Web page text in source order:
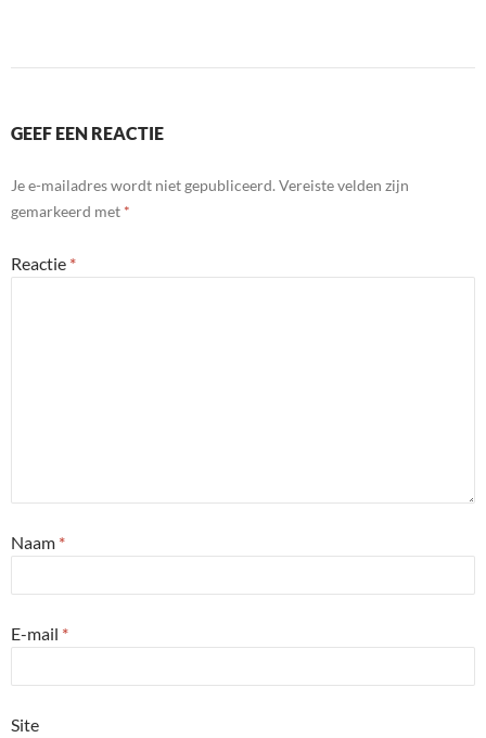
b
o
k
er
n
e
n
GEEF EEN REACTIE
Je e-mailadres wordt niet gepubliceerd. Vereiste velden zijn
gemarkeerd met *
Reactie *
Naam *
E-mail *
Site